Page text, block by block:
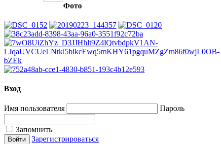
Фото
Вход
Имя пользователя Пароль
Запомнить
Зарегистрироваться